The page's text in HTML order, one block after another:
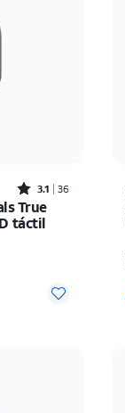
Rated3.1out of 5 stars with36reviews
3.1 36
True
táctil